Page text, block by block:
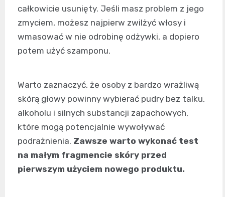
całkowicie usunięty. Jeśli masz problem z jego
zmyciem, możesz najpierw zwilżyć włosy i
wmasować w nie odrobinę odżywki, a dopiero
potem użyć szamponu.
Warto zaznaczyć, że osoby z bardzo wrażliwą
skórą głowy powinny wybierać pudry bez talku,
alkoholu i silnych substancji zapachowych,
które mogą potencjalnie wywoływać
podrażnienia. Zawsze warto wykonać test
na małym fragmencie skóry przed
pierwszym użyciem nowego produktu.